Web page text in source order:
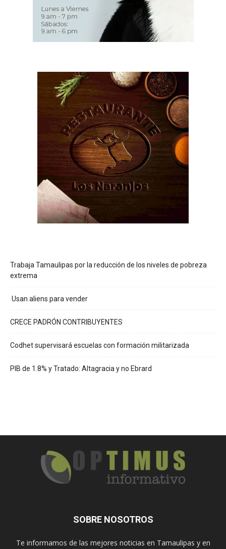
Trabaja Tamaulipas por la reducción de los niveles de pobreza
extrema
Usan aliens para vender
CRECE PADRÓN CONTRIBUYENTES
Codhet supervisará escuelas con formación militarizada
PIB de 1.8% y Tratado: Altagracia y no Ebrard
SOBRE NOSOTROS
Te informamos de las mejores noticias en Tamaulipas y en